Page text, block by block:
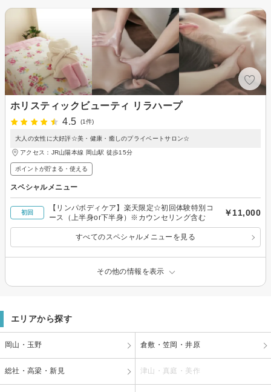
ホリスティックビューティ リラハープ
4.5
(1件)
大人の女性に大好評☆美・健康・癒しのプライベートサロン☆
アクセス：JR山陽本線 岡山駅 徒歩15分
ポイントが貯まる・使える
スペシャルメニュー
初回
【リンパボディケア】楽天限定☆初回体験特別コ
ース（上半身or下半身）※カウンセリング含む
￥11,000
すべてのスペシャルメニューを見る
その他の情報を表示
エリアから探す
岡山・玉野 倉敷・笠岡・井原
総社・高梁・新見 津山・真庭・美作